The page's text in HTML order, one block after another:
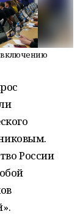
включению
России